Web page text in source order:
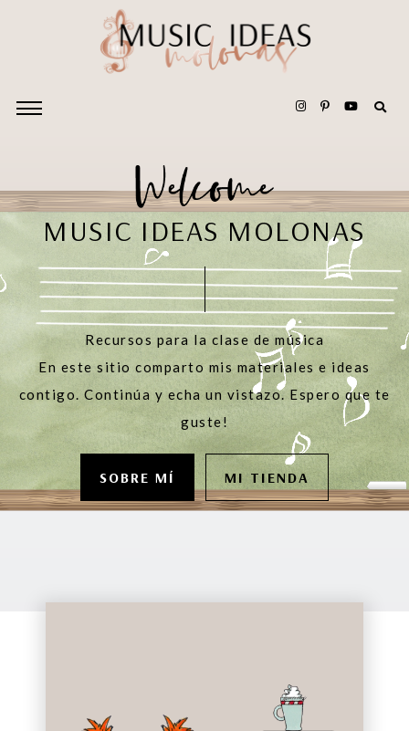
MUSIC IDEAS MOLONAS
Recursos para la clase de música
En este sitio comparto mis materiales e ideas
contigo. Continúa y echa un vistazo. Espero que te
guste!
SOBRE MÍ MI TIENDA